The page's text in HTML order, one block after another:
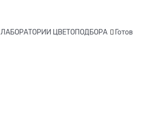
ЛАБОРАТОРИИ ЦВЕТОПОДБОРА Готов